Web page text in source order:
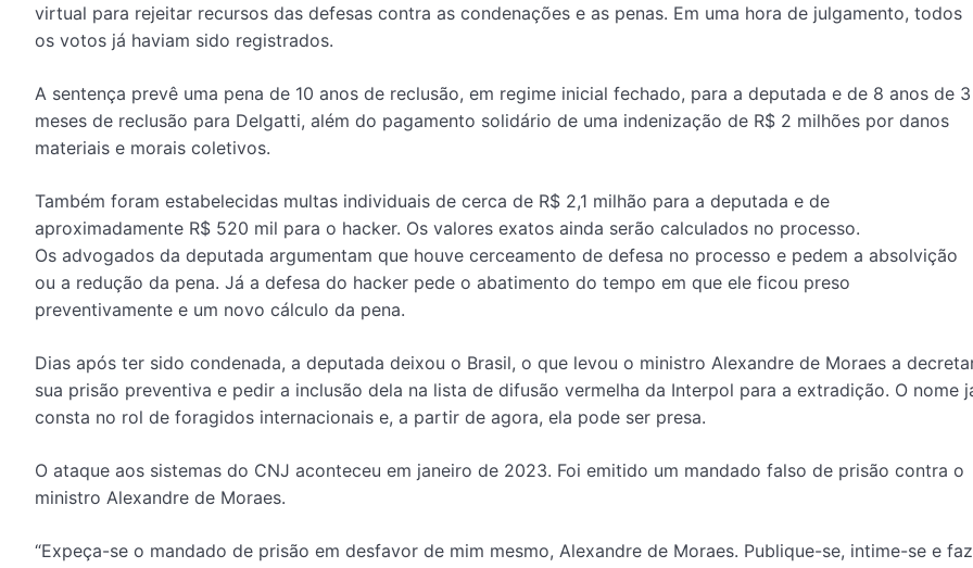
virtual para rejeitar recursos das defesas contra as condenações e as penas. Em uma hora de julgamento, todos
os votos já haviam sido registrados.
A sentença prevê uma pena de 10 anos de reclusão, em regime inicial fechado, para a deputada e de 8 anos de 3
meses de reclusão para Delgatti, além do pagamento solidário de uma indenização de R$ 2 milhões por danos
materiais e morais coletivos.
Também foram estabelecidas multas individuais de cerca de R$ 2,1 milhão para a deputada e de
aproximadamente R$ 520 mil para o hacker. Os valores exatos ainda serão calculados no processo.
Os advogados da deputada argumentam que houve cerceamento de defesa no processo e pedem a absolvição
ou a redução da pena. Já a defesa do hacker pede o abatimento do tempo em que ele ficou preso
preventivamente e um novo cálculo da pena.
Dias após ter sido condenada, a deputada deixou o Brasil, o que levou o ministro Alexandre de Moraes a
sua prisão preventiva e pedir a inclusão dela na lista de difusão vermelha da Interpol para a extradição. O nome
consta no rol de foragidos internacionais e, a partir de agora, ela pode ser presa.
O ataque aos sistemas do CNJ aconteceu em janeiro de 2023. Foi emitido um mandado falso de prisão contra o
ministro Alexandre de Moraes.
“Expeça-se o mandado de prisão em desfavor de mim mesmo, Alexandre de Moraes. Publique-se, intime-se e faz